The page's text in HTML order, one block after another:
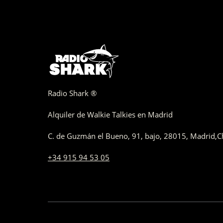
Radio Shark ®
Alquiler de Walkie Talkies en Madrid
C. de Guzmán el Bueno, 91, bajo, 28015, Madrid,
+34 915 94 53 05